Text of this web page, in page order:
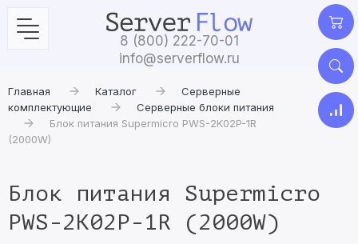
8 (800) 222-70-01
info@serverflow.ru
Главная Каталог
Серверные
комплектующие
Серверные блоки питания
Блок питания Supermicro PWS-2K02P-1R
(2000W)
Блок питания Supermicro
PWS-2K02P-1R (2000W)